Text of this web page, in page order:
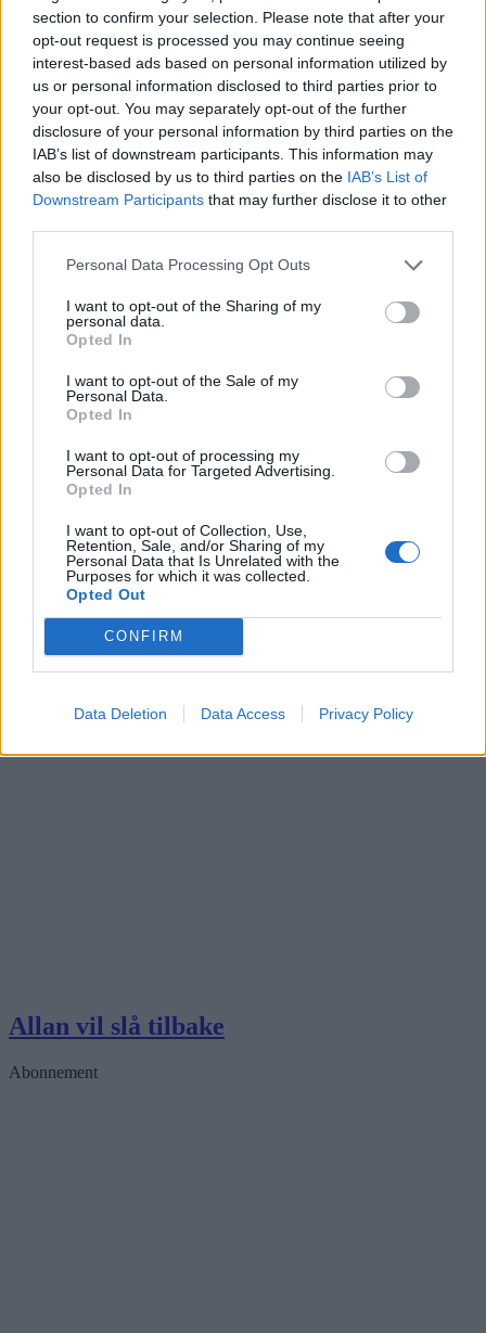
section to confirm your selection. Please note that after your
opt-out request is processed you may continue seeing
interest-based ads based on personal information utilized by
us or personal information disclosed to third parties prior to
your opt-out. You may separately opt-out of the further
disclosure of your personal information by third parties on the
IAB’s list of downstream participants. This information may
also be disclosed by us to third parties on the IAB’s List of
Downstream Participants that may further disclose it to other
Personal Data Processing Opt Outs
I want to opt-out of the Sharing of my
personal data.
Opted In
I want to opt-out of the Sale of my
Personal Data.
Opted In
I want to opt-out of processing my
Personal Data for Targeted Advertising.
Opted In
I want to opt-out of Collection, Use,
Retention, Sale, and/or Sharing of my
Personal Data that Is Unrelated with the
Purposes for which it was collected.
Opted Out
CONFIRM
Data Deletion Data Access Privacy Policy
NM-klar med nytt stipend
Abonnement
Landslagstreneren med stor tro på Allan Dahl Johansson:
– Et av de største skøytetalentene jeg har
Abonnement
Allan vil slå tilbake
Abonnement